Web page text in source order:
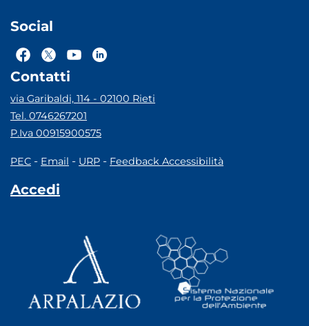
Social
Contatti
via Garibaldi, 114 - 02100 Rieti
Tel. 0746267201
P.Iva 00915900575
PEC - Email - URP - Feedback Accessibilità
Accedi